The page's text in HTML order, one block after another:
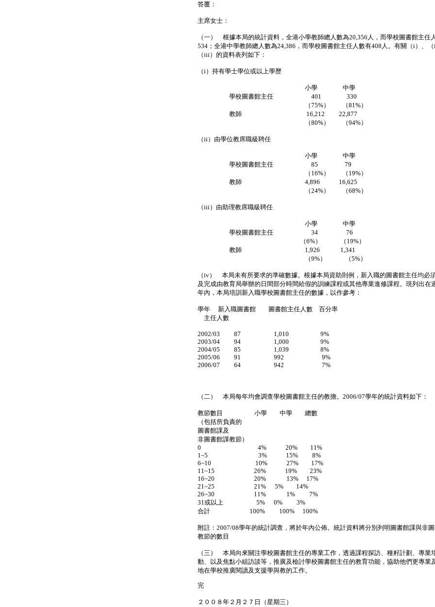
答覆：
主席女士：
（一） 根據本局的統計資料，全港小學教師總人數為20,356人，而學校圖書館主任
534；全港中學教師總人數為24,386，而學校圖書館主任人數有408人。有關（i）、
（iii）的資料表列如下：
（i）持有學士學位或以上學歷
小學 中學
學校圖書館主任 401 330
（75%） （81%）
教師 16,212 22,877
（80%） （94%）
（ii）由學位教席職級聘任
小學 中學
學校圖書館主任 85 79
（16%） （19%）
教師 4,896 16,625
（24%） （68%）
（iii）由助理教席職級聘任
小學 中學
學校圖書館主任 34 76
（6%） （19%）
教師 1,926 1,341
（9%） （5%）
（iv） 本局未有所要求的準確數據。根據本局資助則例，新入職的圖書館主任均必
及完成由教育局舉辦的日間部分時間給假的訓練課程或其他專業進修課程。現列出在
年內，本局培訓新入職學校圖書館主任的數據，以作參考：
學年 新入職圖書館 圖書館主任人數 百分率
主任人數
2002/03 87 1,010 9%
2003/04 94 1,000 9%
2004/05 85 1,039 8%
2005/06 91 992 9%
2006/07 64 942 7%
（二） 本局每年均會調查學校圖書館主任的教擔。2006/07學年的統計資料如下：
教節數目 小學 中學 總數
（包括所負責的
圖書館課及
非圖書館課教節）
0 4% 20% 11%
1~5 3% 15% 8%
6~10 10% 27% 17%
11~15 26% 19% 23%
16~20 20% 13% 17%
21~25 21% 5% 14%
26~30 11% 1% 7%
31或以上 5% 0% 3%
合計 100% 100% 100%
附註：2007/08學年的統計調查，將於年內公佈。統計資料將分別列明圖書館課與非
教節的數目
（三） 本局向來關注學校圖書館主任的專業工作，透過課程探訪、種籽計劃、專業
動、以及焦點小組訪談等，推廣及檢討學校圖書館主任的教育功能，協助他們更專業
地在學校推廣閱讀及支援學與教的工作。
完
２００８年２月２７日（星期三）